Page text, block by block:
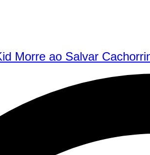
Morre ao Salvar